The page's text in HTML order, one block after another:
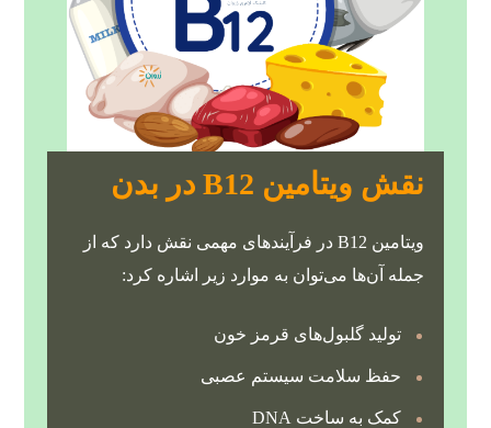
نقش ویتامین B12 در بدن
ویتامین B12 در فرآیندهای مهمی نقش دارد که از
جمله آن‌ها می‌توان به موارد زیر اشاره کرد:
تولید گلبول‌های قرمز خون
حفظ سلامت سیستم عصبی
کمک به ساخت DNA